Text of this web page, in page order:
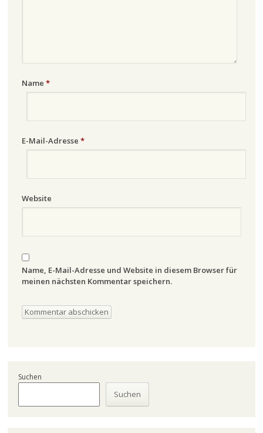
Name *
E-Mail-Adresse *
Website
Name, E-Mail-Adresse und Website in diesem Browser für
meinen nächsten Kommentar speichern.
Suchen
Suchen